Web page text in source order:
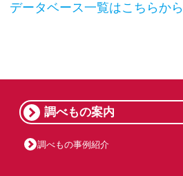
データベース一覧はこちらから
調べもの案内
調べもの事例紹介